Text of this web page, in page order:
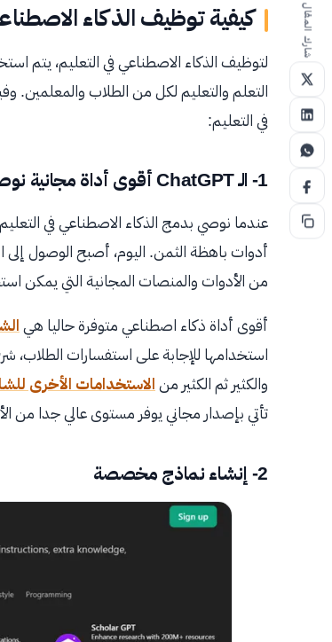
كيفية توظيف الذكاء
لتوظيف الذكاء الاصطناعي في التعليم، يتم
التعلم والتعليم لكل من الطلاب والمعلمين.
في التعليم:
1- الـ ChatGPT أقوى أداة مجانية نوصي بها
عندما نوصي بدمج الذكاء الاصطناعي في
من الأدوات والمنصات المجانية التي يمكن
أقوى أداة ذكاء اصطناعي متوفرة حاليا هي
استخدامها للإجابة على استفسارات
والكثير ثم الكثير منالاستخدامات الأخرى
تأتي بإصدار مجاني يوفر مستوى عالي جدا من
2- إنشاء نماذج مخصصة
شارك المقال